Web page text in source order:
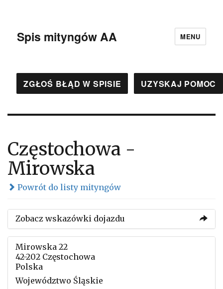
Spis mityngów AA MENU
ZGŁOŚ BŁĄD W SPISIE UZYSKAJ POMOC
Częstochowa -
Mirowska
Powrót do listy mityngów
Zobacz wskazówki dojazdu
Mirowska 22
42-202 Częstochowa
Polska
Województwo Śląskie